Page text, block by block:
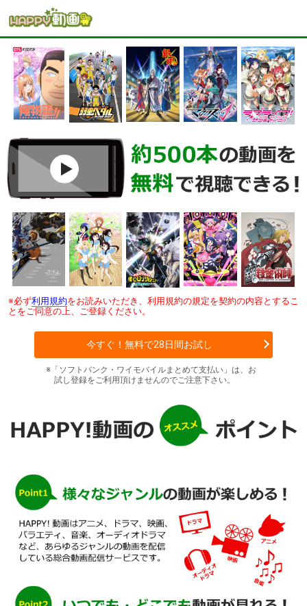
※必ず利用規約をお読みいただき、利用規約の規定を契約の内容とするこ
とをご同意の上、ご登録ください。
今すぐ！無料で28日間お試し
※「ソフトバンク・ワイモバイルまとめて支払い」は、お
試し登録をご利用頂けませんのでご注意下さい。